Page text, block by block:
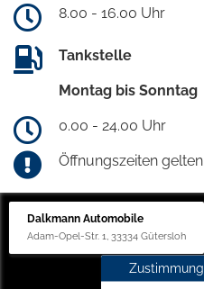
8.00 - 16.00 Uhr
Tankstelle
Montag bis Sonntag
0.00 - 24.00 Uhr
Öffnungszeiten
Dalkmann Automobile
Adam-Opel-Str. 1, 33334 Gütersloh